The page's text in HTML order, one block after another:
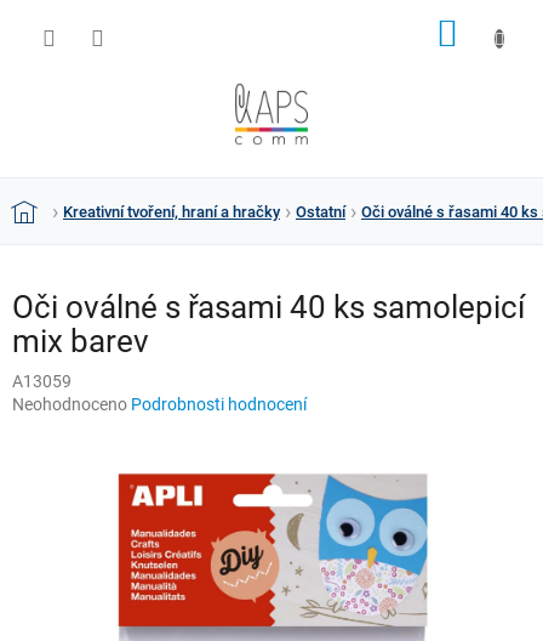
DomůKreativní tvoření, hraní a hračky Ostatní Oči oválné s řasami 40
Oči oválné s řasami 40 ks samolepicí
mix barev
A13059
Průměrné
Neohodnoceno Podrobnosti hodnocení